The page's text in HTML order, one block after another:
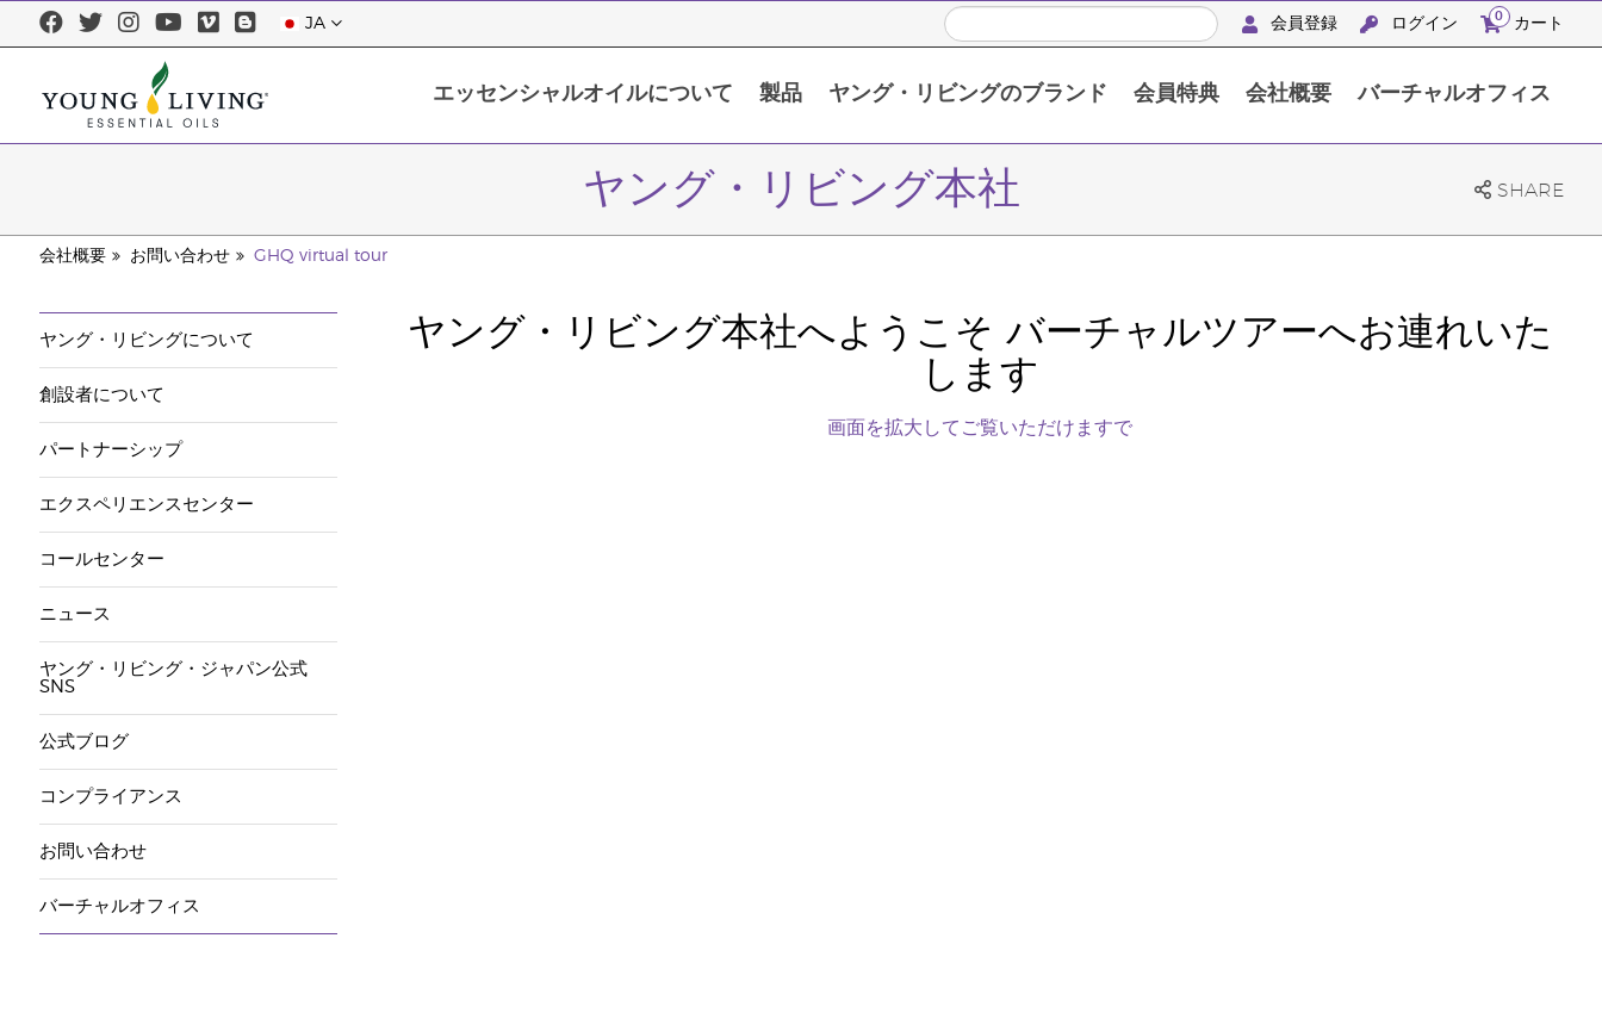
JA 会員登録 ログイン 0 カート
エッセンシャルオイルについて 製品 ヤング・リビングのブランド 会員特典 会社概要 バーチャルオフィス
ヤング・リビング本社 SHARE
会社概要 お問い合わせ GHQ virtual tour
ヤング・リビングについて
創設者について
パートナーシップ
エクスペリエンスセンター
コールセンター
ニュース
ヤング・リビング・ジャパン公式
SNS
公式ブログ
コンプライアンス
お問い合わせ
バーチャルオフィス
ヤング・リビング本社へようこそ バーチャルツアーへお連れいた
します
画面を拡大してご覧いただけますで